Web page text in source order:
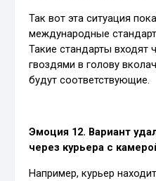
Так вот эта ситуация
международные
Такие стандарты входят
гвоздями в голову
будут соответствующие.
Эмоция 12. Вариант
через курьера с
Например, курьер